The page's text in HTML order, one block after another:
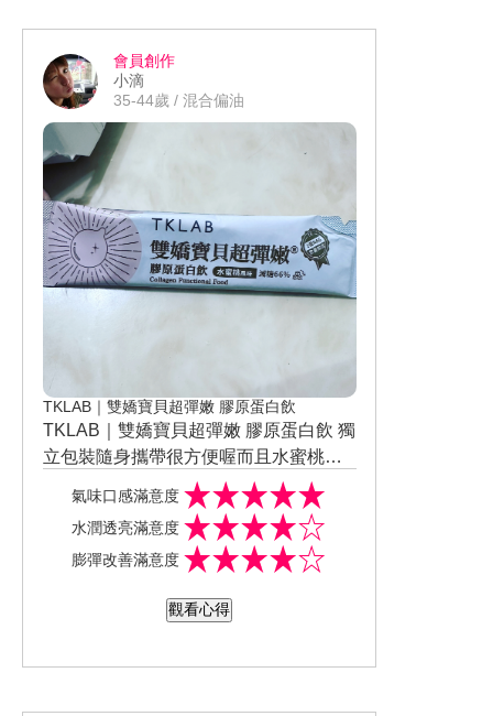
材質，很容易洗也很容易乾，我覺得還
不錯用喔
會員創作
小滴
35-44歲 / 混合偏油
TKLAB｜雙嬌寶貝超彈嫩 膠原蛋白飲
TKLAB｜雙嬌寶貝超彈嫩 膠原蛋白飲 獨
立包裝隨身攜帶很方便喔而且水蜜桃口
味的味道我覺得還不錯不會很甜，喝起
來就是水蜜桃飲料，沒有任何腥味，連
續使用七天 明顯感覺皮膚變得比較亮喔
氣味口感滿意度
水潤透亮滿意度
膨彈改善滿意度
觀看心得